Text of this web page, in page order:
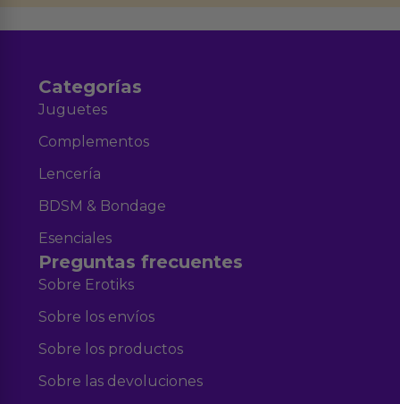
Categorías
Juguetes
Complementos
Lencería
BDSM & Bondage
Esenciales
Preguntas frecuentes
Sobre Erotiks
Sobre los envíos
Sobre los productos
Sobre las devoluciones